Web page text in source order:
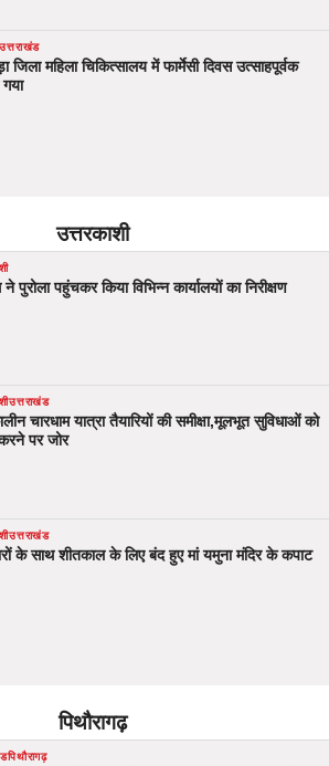
उत्तराखंड
जिला महिला चिकित्सालय में फार्मेसी दिवस उत्साहपूर्वक
गया
उत्तरकाशी
ने पुरोला पहुंचकर किया विभिन्न कार्यालयों का निरीक्षण
उत्तराखंड
चारधाम यात्रा तैयारियों की समीक्षा,मूलभूत सुविधाओं को
पर जोर
उत्तराखंड
के साथ शीतकाल के लिए बंद हुए मां यमुना मंदिर के कपाट
पिथौरागढ़
पिथौरागढ़